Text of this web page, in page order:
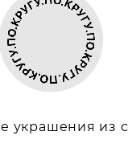
украшения из